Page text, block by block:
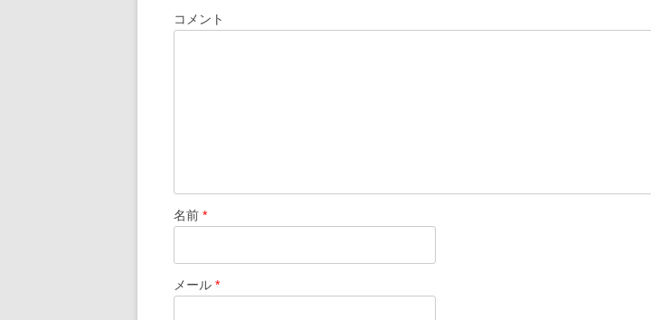
シ
コメント
名前 *
メール *